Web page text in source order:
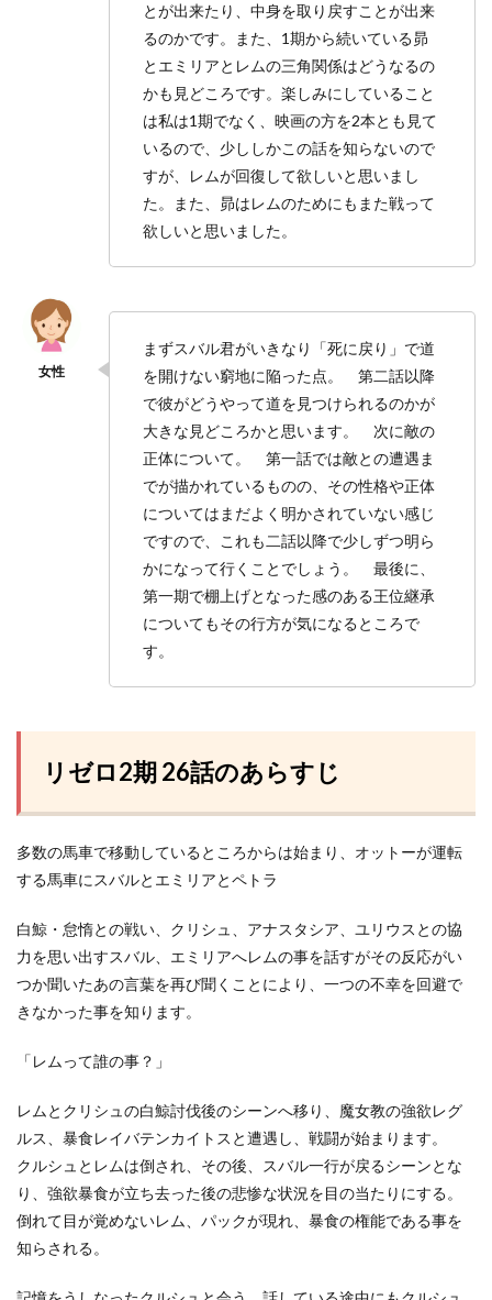
とが出来たり、中身を取り戻すことが出来
るのかです。また、1期から続いている昴
とエミリアとレムの三角関係はどうなるの
かも見どころです。楽しみにしていること
は私は1期でなく、映画の方を2本とも見て
いるので、少ししかこの話を知らないので
すが、レムが回復して欲しいと思いまし
た。また、昴はレムのためにもまた戦って
欲しいと思いました。
まずスバル君がいきなり「死に戻り」で道
を開けない窮地に陥った点。 第二話以降
で彼がどうやって道を見つけられるのかが
大きな見どころかと思います。 次に敵の
正体について。 第一話では敵との遭遇ま
でが描かれているものの、その性格や正体
についてはまだよく明かされていない感じ
ですので、これも二話以降で少しずつ明ら
かになって行くことでしょう。 最後に、
第一期で棚上げとなった感のある王位継承
についてもその行方が気になるところで
す。
リゼロ2期 26話のあらすじ
多数の馬車で移動しているところからは始まり、オットーが運転
する馬車にスバルとエミリアとペトラ
白鯨・怠惰との戦い、クリシュ、アナスタシア、ユリウスとの協
力を思い出すスバル、エミリアへレムの事を話すがその反応がい
つか聞いたあの言葉を再び聞くことにより、一つの不幸を回避で
きなかった事を知ります。
「レムって誰の事？」
レムとクリシュの白鯨討伐後のシーンへ移り、魔女教の強欲レグ
ルス、暴食レイバテンカイトスと遭遇し、戦闘が始まります。
クルシュとレムは倒され、その後、スバル一行が戻るシーンとな
り、強欲暴食が立ち去った後の悲惨な状況を目の当たりにする。
倒れて目が覚めないレム、パックが現れ、暴食の権能である事を
知らされる。